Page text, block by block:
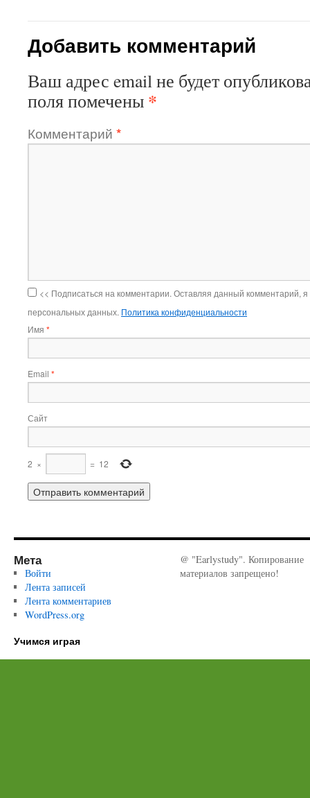
Добавить комментарий
Ваш адрес email не будет
поля помечены *
Комментарий *
<< Подписаться на комментарии. Оставляя данный комментарий,
персональных данных. Политика конфиденциальности
Имя *
Email *
Сайт
2 × = 12
Мета
Войти
Лента записей
Лента комментариев
WordPress.org
@ "Earlystudy". Копирование
материалов запрещено!
Учимся играя